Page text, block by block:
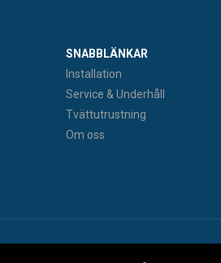
SNABBLÄNKAR
Installation
Service & Underhåll
Tvättutrustning
Om oss